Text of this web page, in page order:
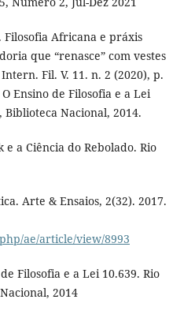
Africana e práxis
que “renasce” com vestes
Fil. V. 11. n. 2 (2020), p.
Ensino de Filosofia e a Lei
Biblioteca Nacional, 2014.
e a Ciência do Rebolado. Rio
Arte & Ensaios, 2(32). 2017.
ae/article/view/8993
Filosofia e a Lei 10.639. Rio
2014